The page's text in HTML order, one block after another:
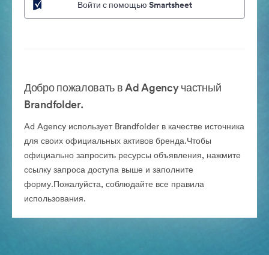
Войти с помощью Smartsheet
Добро пожаловать в Ad Agency частный
Brandfolder.
Ad Agency использует Brandfolder в качестве источника
для своих официальных активов бренда.Чтобы
официально запросить ресурсы объявления, нажмите
ссылку запроса доступа выше и заполните
форму.Пожалуйста, соблюдайте все правила
использования.